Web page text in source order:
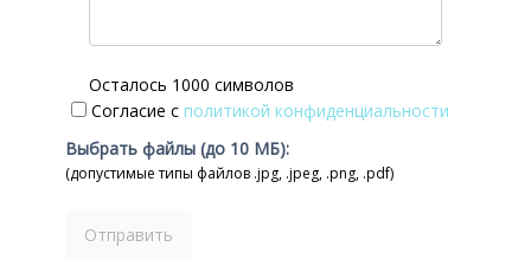
Осталось 1000 символов
Согласие с политикой конфиденциальности
Выбрать файлы (до 10 МБ):
(допустимые типы файлов .jpg, .jpeg, .png, .pdf)